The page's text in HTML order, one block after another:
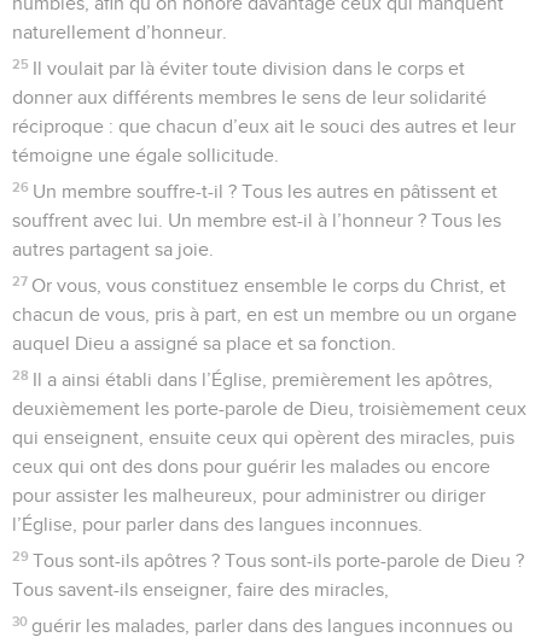
naturellement d’honneur.
25 Il voulait par là éviter toute division dans le corps et
donner aux différents membres le sens de leur solidarité
réciproque : que chacun d’eux ait le souci des autres et leur
témoigne une égale sollicitude.
26 Un membre souffre-t-il ? Tous les autres en pâtissent et
souffrent avec lui. Un membre est-il à l’honneur ? Tous les
autres partagent sa joie.
27 Or vous, vous constituez ensemble le corps du Christ, et
chacun de vous, pris à part, en est un membre ou un organe
auquel Dieu a assigné sa place et sa fonction.
28 Il a ainsi établi dans l’Église, premièrement les apôtres,
deuxièmement les porte-parole de Dieu, troisièmement ceux
qui enseignent, ensuite ceux qui opèrent des miracles, puis
ceux qui ont des dons pour guérir les malades ou encore
pour assister les malheureux, pour administrer ou diriger
l’Église, pour parler dans des langues inconnues.
29 Tous sont-ils apôtres ? Tous sont-ils porte-parole de Dieu ?
Tous savent-ils enseigner, faire des miracles,
30 guérir les malades, parler dans des langues inconnues ou